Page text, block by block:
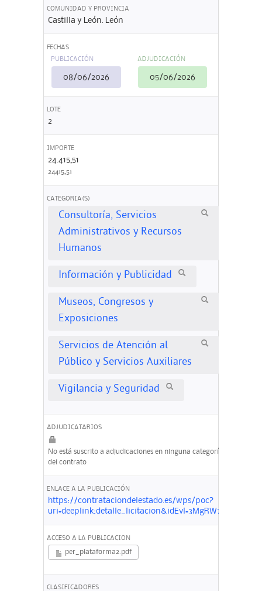
COMUNIDAD Y PROVINCIA
Castilla y León. León
FECHAS
PUBLICACIÓN
08/06/2026
ADJUDICACIÓN
05/06/2026
LOTE
2
IMPORTE
24.415,51
24415,51
CATEGORIA(S)
Consultoría, Servicios
Administrativos y Recursos
Humanos
Información y Publicidad
Museos, Congresos y
Exposiciones
Servicios de Atención al
Público y Servicios Auxiliares
Vigilancia y Seguridad
ADJUDICATARIOS
No está suscrito a adjudicaciones en ninguna categoría
del contrato
ENLACE A LA PUBLICACIÓN
https://contrataciondelestado.es/wps/poc?
ACCESO A LA PUBLICACION
per_plataforma2.pdf
CLASIFICADORES